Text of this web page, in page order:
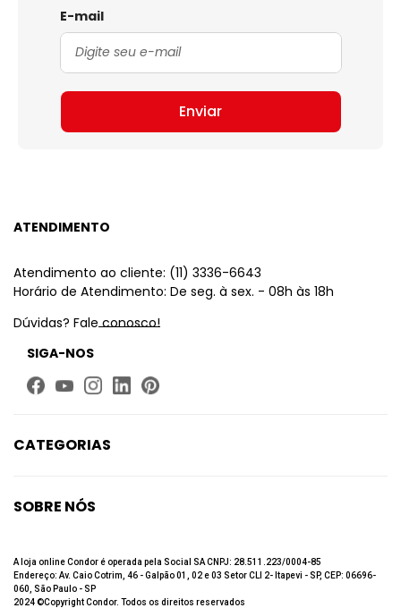
E-mail
Enviar
ATENDIMENTO
Atendimento ao cliente: (11) 3336-6643
Horário de Atendimento: De seg. à sex. - 08h às 18h
Dúvidas? Fale conosco!
SIGA-NOS
CATEGORIAS
Higiene Bucal
SOBRE NÓS
Fale Conosco
Trabalhe Conosco
A loja online Condor é operada pela Social SA CNPJ: 28.511.223/0004-85
Endereço: Av. Caio Cotrim, 46 - Galpão 01, 02 e 03 Setor CLI 2- Itapevi - SP, CEP: 06696-
060, São Paulo - SP
2024 ©Copyright Condor. Todos os direitos reservados